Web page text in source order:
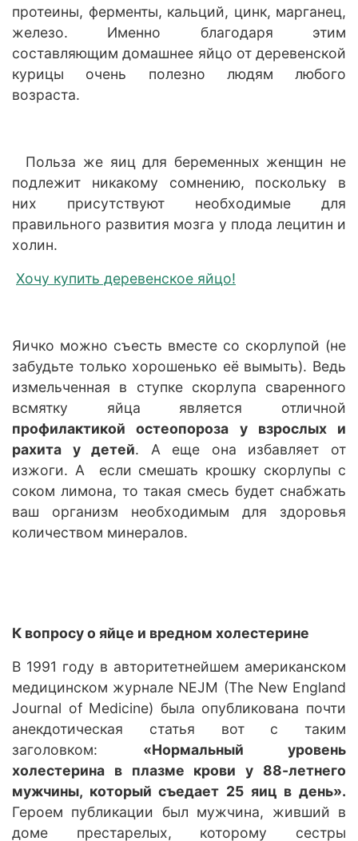
протеины, ферменты, кальций, цинк, марганец,
железо. Именно благодаря этим
составляющим домашнее яйцо от деревенской
курицы очень полезно людям любого
возраста.
Польза же яиц для беременных женщин не
подлежит никакому сомнению, поскольку в
них присутствуют необходимые для
правильного развития мозга у плода лецитин и
холин.
Хочу купить деревенское яйцо!
Яичко можно съесть вместе со скорлупой (не
забудьте только хорошенько её вымыть). Ведь
измельченная в ступке скорлупа сваренного
всмятку яйца является отличной
профилактикой остеопороза у взрослых и
рахита у детей. А еще она избавляет от
изжоги. А если смешать крошку скорлупы с
соком лимона, то такая смесь будет снабжать
ваш организм необходимым для здоровья
количеством минералов.
К вопросу о яйце и вредном холестерине
В 1991 году в авторитетнейшем американском
медицинском журнале NEJM (The New England
Journal of Medicine) была опубликована почти
анекдотическая статья вот с таким
заголовком: «Нормальный уровень
холестерина в плазме крови у 88-летнего
мужчины, который съедает 25 яиц в день».
Героем публикации был мужчина, живший в
доме престарелых, которому сестры